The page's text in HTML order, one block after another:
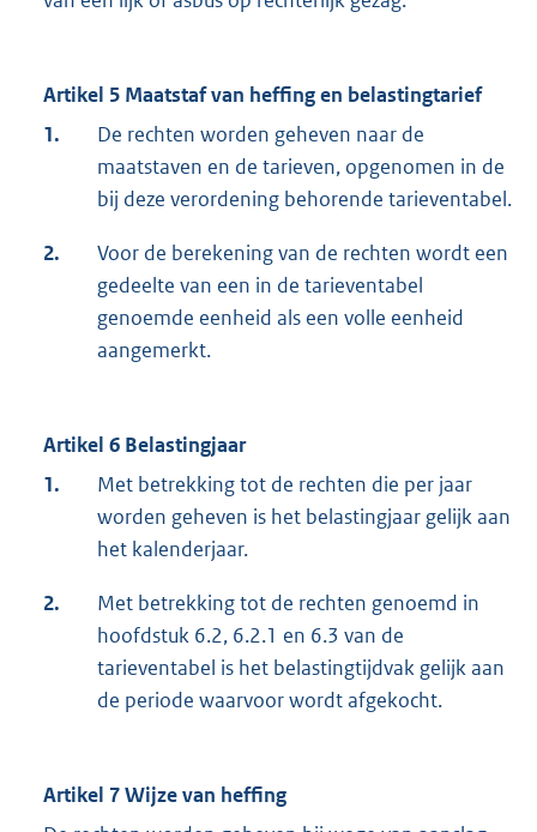
Artikel 5 Maatstaf van heffing en belastingtarief
1.
De rechten worden geheven naar de
maatstaven en de tarieven, opgenomen in de
bij deze verordening behorende tarieventabel.
2.
Voor de berekening van de rechten wordt een
gedeelte van een in de tarieventabel
genoemde eenheid als een volle eenheid
aangemerkt.
Artikel 6 Belastingjaar
1.
Met betrekking tot de rechten die per jaar
worden geheven is het belastingjaar gelijk aan
het kalenderjaar.
2.
Met betrekking tot de rechten genoemd in
hoofdstuk 6.2, 6.2.1 en 6.3 van de
tarieventabel is het belastingtijdvak gelijk aan
de periode waarvoor wordt afgekocht.
Artikel 7 Wijze van heffing